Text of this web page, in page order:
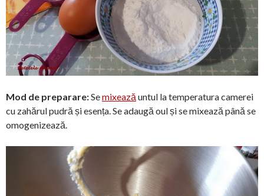
Mod de preparare:Semixează untul la temperatura camerei
cu zahărul pudră și esența. Se adaugă oul și se mixează până se
omogenizează.